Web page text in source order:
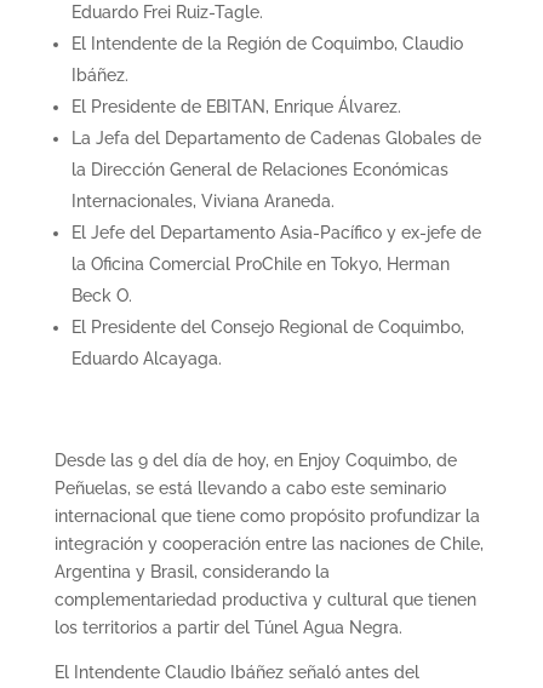
Eduardo Frei Ruiz-Tagle.
El Intendente de la Región de Coquimbo, Claudio
Ibáñez.
El Presidente de EBITAN, Enrique Álvarez.
La Jefa del Departamento de Cadenas Globales de
la Dirección General de Relaciones Económicas
Internacionales, Viviana Araneda.
El Jefe del Departamento Asia-Pacífico y ex-jefe de
la Oficina Comercial ProChile en Tokyo, Herman
Beck O.
El Presidente del Consejo Regional de Coquimbo,
Eduardo Alcayaga.
Desde las 9 del día de hoy, en Enjoy Coquimbo, de
Peñuelas, se está llevando a cabo este seminario
internacional que tiene como propósito profundizar la
integración y cooperación entre las naciones de Chile,
Argentina y Brasil, considerando la
complementariedad productiva y cultural que tienen
los territorios a partir del Túnel Agua Negra.
El Intendente Claudio Ibáñez señaló antes del